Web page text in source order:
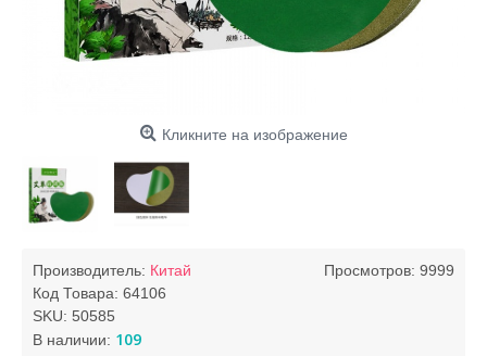
Кликните на изображение
Просмотров: 9999
Производитель: Китай
Код Товара: 64106
SKU: 50585
В наличии: 109